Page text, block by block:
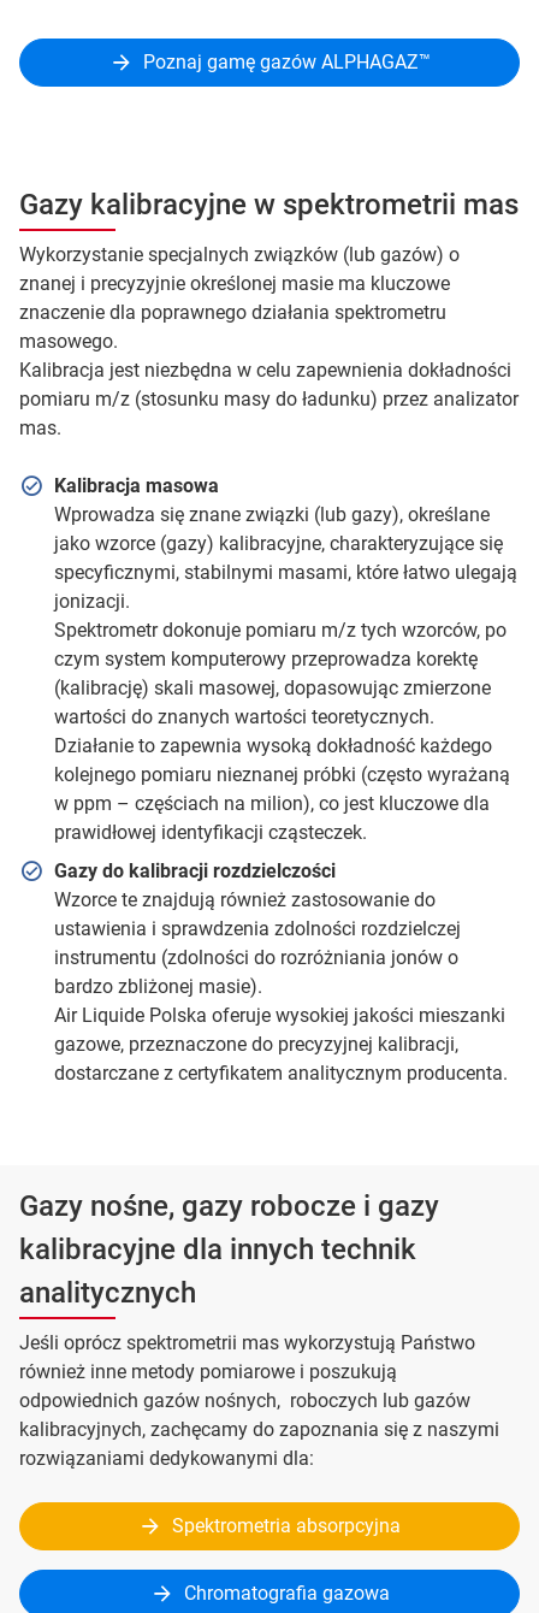
Poznaj gamę gazów ALPHAGAZ™
Gazy kalibracyjne w spektrometrii mas
Wykorzystanie specjalnych związków (lub gazów) o
znanej i precyzyjnie określonej masie ma kluczowe
znaczenie dla poprawnego działania spektrometru
masowego.
Kalibracja jest niezbędna w celu zapewnienia dokładności
pomiaru m/z (stosunku masy do ładunku) przez analizator
mas.
Kalibracja masowa
Wprowadza się znane związki (lub gazy), określane
jako wzorce (gazy) kalibracyjne, charakteryzujące się
specyficznymi, stabilnymi masami, które łatwo ulegają
jonizacji.
Spektrometr dokonuje pomiaru m/z tych wzorców, po
czym system komputerowy przeprowadza korektę
(kalibrację) skali masowej, dopasowując zmierzone
wartości do znanych wartości teoretycznych.
Działanie to zapewnia wysoką dokładność każdego
kolejnego pomiaru nieznanej próbki (często wyrażaną
w ppm – częściach na milion), co jest kluczowe dla
prawidłowej identyfikacji cząsteczek.
Gazy do kalibracji rozdzielczości
Wzorce te znajdują również zastosowanie do
ustawienia i sprawdzenia zdolności rozdzielczej
instrumentu (zdolności do rozróżniania jonów o
bardzo zbliżonej masie).
Air Liquide Polska oferuje wysokiej jakości mieszanki
gazowe, przeznaczone do precyzyjnej kalibracji,
dostarczane z certyfikatem analitycznym producenta.
Gazy nośne, gazy robocze i gazy
kalibracyjne dla innych technik
analitycznych
Jeśli oprócz spektrometrii mas wykorzystują Państwo
również inne metody pomiarowe i poszukują
odpowiednich gazów nośnych, roboczych lub gazów
kalibracyjnych, zachęcamy do zapoznania się z naszymi
rozwiązaniami dedykowanymi dla:
Spektrometria absorpcyjna
Chromatografia gazowa